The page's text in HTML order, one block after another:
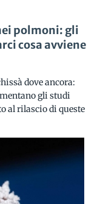
polmoni: gli
cosa avviene
dove ancora:
gli studi
al rilascio di queste